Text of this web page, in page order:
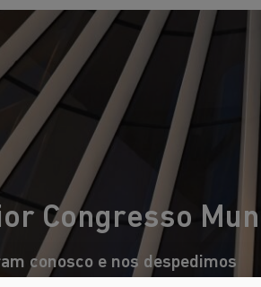
Congresso
conosco e nos despedimos